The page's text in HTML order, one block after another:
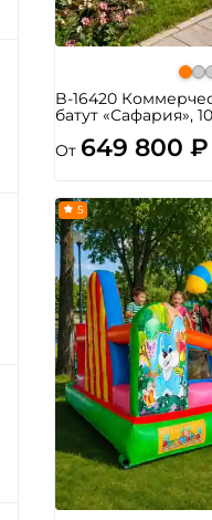
B-16420
батут «Сафария»,
От 649 800 ₽
5